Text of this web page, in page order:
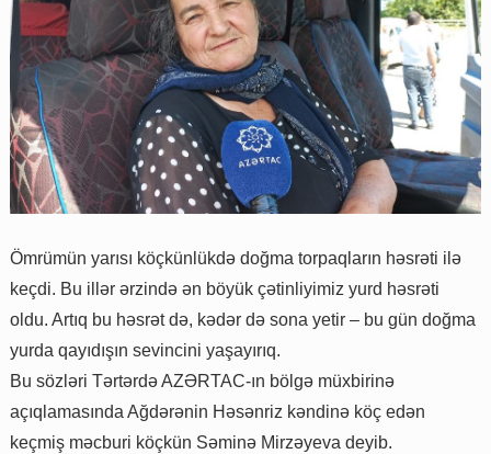
Ömrümün yarısı köçkünlükdə doğma torpaqların həsrəti ilə
keçdi. Bu illər ərzində ən böyük çətinliyimiz yurd həsrəti
oldu. Artıq bu həsrət də, kədər də sona yetir – bu gün doğma
yurda qayıdışın sevincini yaşayırıq.
Bu sözləri Tərtərdə AZƏRTAC-ın bölgə müxbirinə
açıqlamasında Ağdərənin Həsənriz kəndinə köç edən
keçmiş məcburi köçkün Səminə Mirzəyeva deyib.